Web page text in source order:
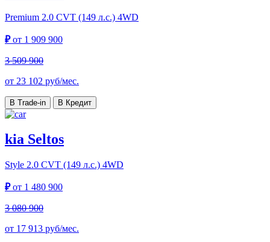
Premium 2.0 CVT (149 л.с.) 4WD
₽от 1 909 900
3 509 900
от 23 102 руб/мес.
В Trade-in В Кредит
kia Seltos
Style 2.0 CVT (149 л.с.) 4WD
₽от 1 480 900
3 080 900
от 17 913 руб/мес.